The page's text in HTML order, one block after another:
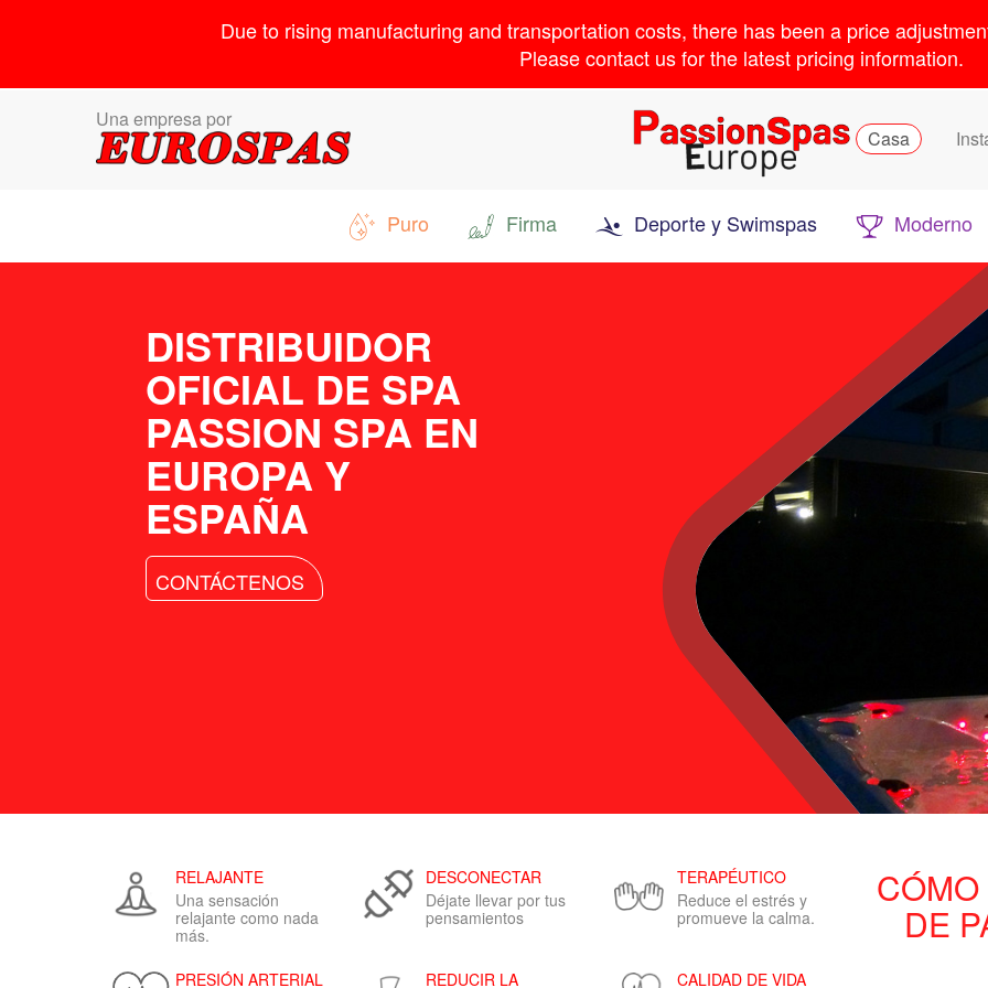
Due to rising manufacturing and transportation costs, there has been a price
Please contact us for the latest pricing information.
Una empresa por
Casa
Puro Firma Deporte y Swimspas Moderno
DISTRIBUIDOR
OFICIAL DE SPA
PASSION SPA EN
EUROPA Y
ESPAÑA
CONTÁCTENOS
RELAJANTE
Una sensación
relajante como nada
más.
DESCONECTAR
Déjate llevar por tus
pensamientos
TERAPÉUTICO
Reduce el estrés y
promueve la calma.
PRESIÓN ARTERIAL REDUCIR LA CALIDAD DE VIDA
DE